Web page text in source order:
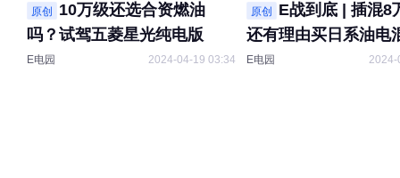
原创
10万级还选合资燃油
吗？试驾五菱星光纯电版
E电园 2024-04-19 03:34
原创
E战到底 | 插混8
还有理由买日系油电
E电园 2024-